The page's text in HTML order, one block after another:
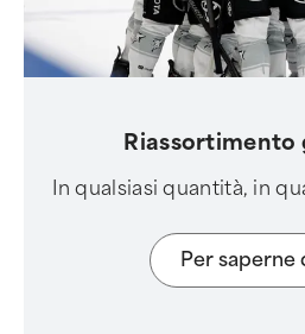
In qualsiasi quantità, in
Per saperne